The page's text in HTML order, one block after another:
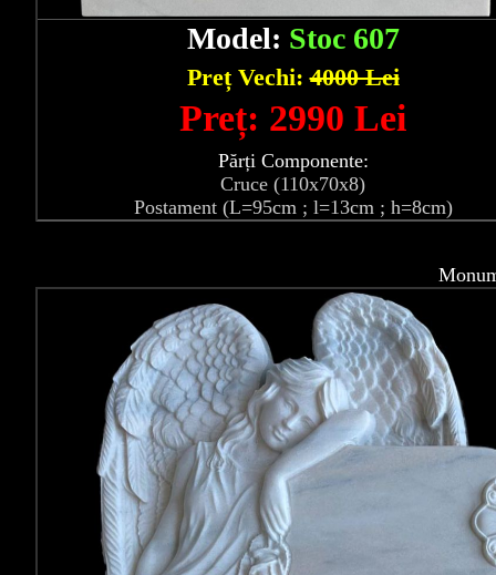
Model: Stoc 607
Preț Vechi:4000 Lei
Preț: 2990 Lei
Părți Componente:
Cruce (110x70x8)
Postament (L=95cm ; l=13cm ; h=8cm)